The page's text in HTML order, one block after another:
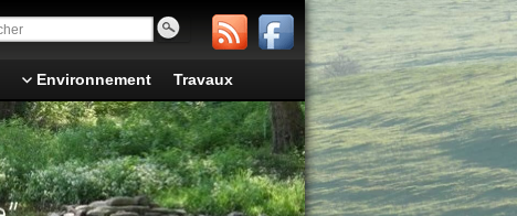
Environnement Travaux